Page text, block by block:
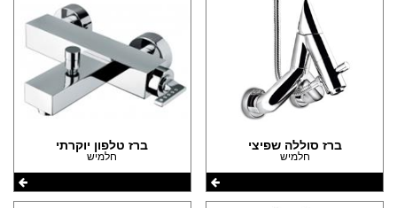
ברז סוללה שפיצי
חלמיש
ברז טלפון יוקרתי
חלמיש